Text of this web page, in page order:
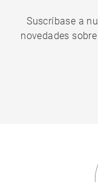
Suscríbase a
novedades